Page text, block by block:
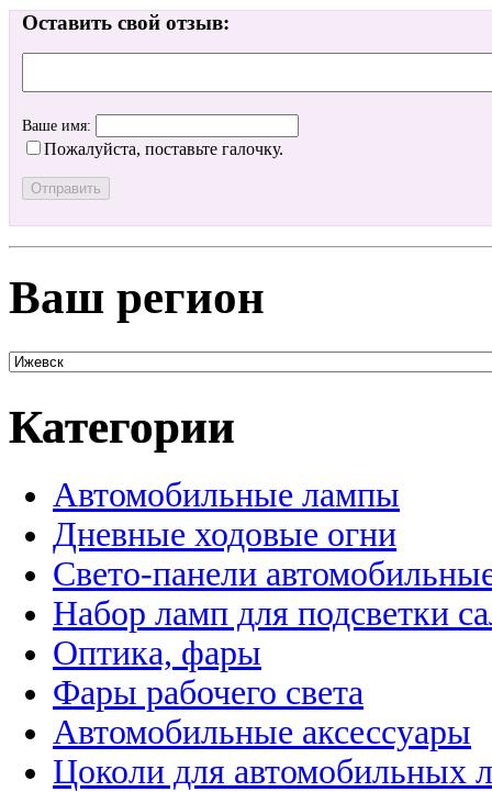
Оставить свой отзыв:
Ваше имя:
Пожалуйста, поставьте галочку.
Ваш регион
Категории
Автомобильные лампы
Дневные ходовые огни
Свето-панели
Набор ламп для подсветки
Оптика, фары
Фары рабочего света
Автомобильные аксессуары
Цоколи для автомобильных